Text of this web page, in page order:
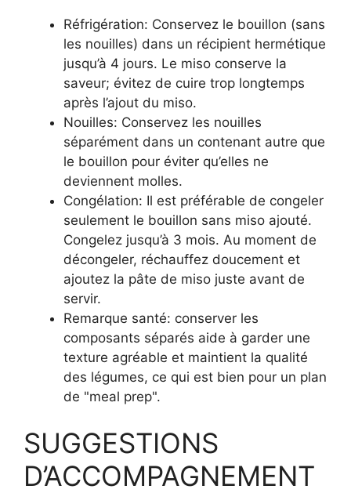
Réfrigération: Conservez le bouillon (sans
les nouilles) dans un récipient hermétique
jusqu’à 4 jours. Le miso conserve la
saveur; évitez de cuire trop longtemps
après l’ajout du miso.
Nouilles: Conservez les nouilles
séparément dans un contenant autre que
le bouillon pour éviter qu’elles ne
deviennent molles.
Congélation: Il est préférable de congeler
seulement le bouillon sans miso ajouté.
Congelez jusqu’à 3 mois. Au moment de
décongeler, réchauffez doucement et
ajoutez la pâte de miso juste avant de
servir.
Remarque santé: conserver les
composants séparés aide à garder une
texture agréable et maintient la qualité
des légumes, ce qui est bien pour un plan
de "meal prep".
SUGGESTIONS
D’ACCOMPAGNEMENT